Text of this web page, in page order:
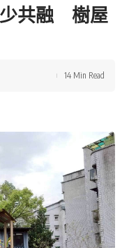
少共融 樹屋
14 Min Read